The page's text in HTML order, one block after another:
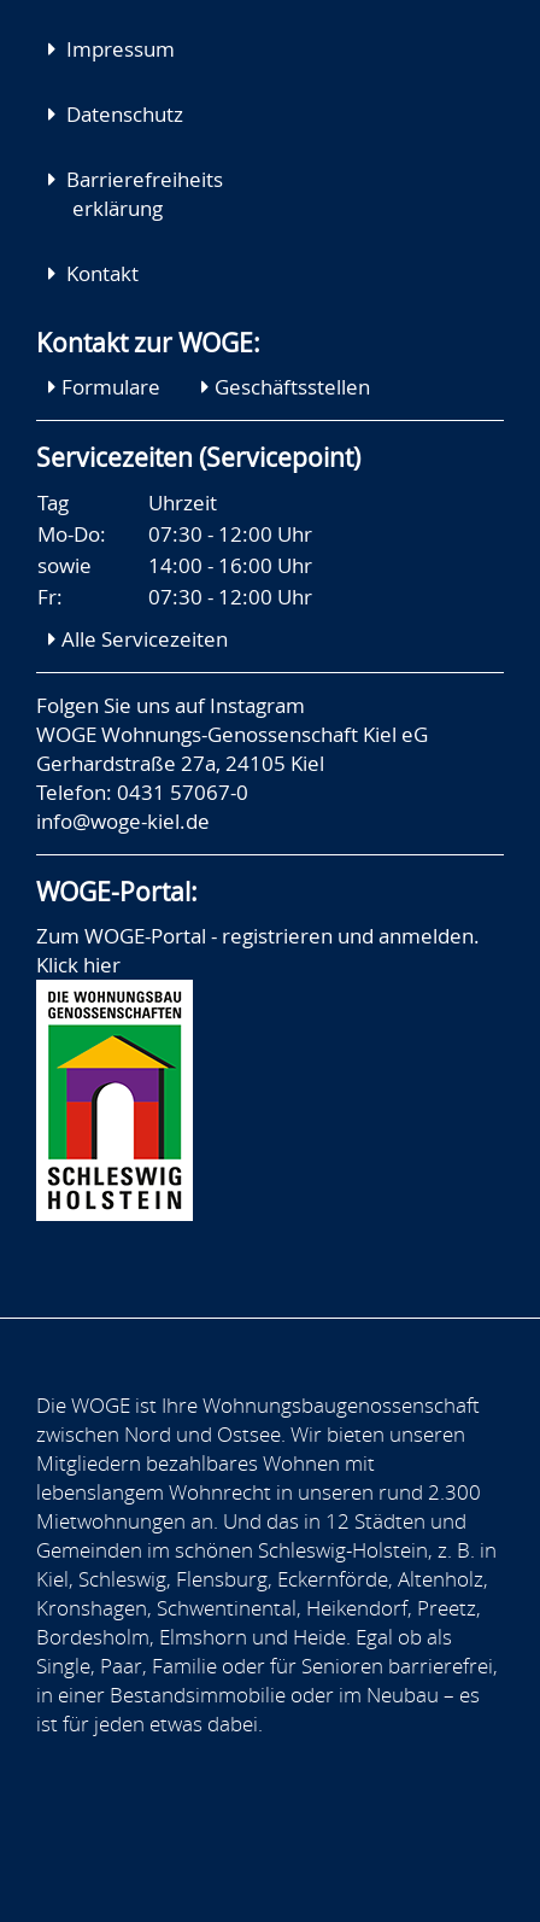
Impressum
Datenschutz
Barrierefreiheits
erklärung
Kontakt
Kontakt zur WOGE:
Formulare Geschäftsstellen
Servicezeiten (Servicepoint)
Tag
Uhrzeit
Mo-Do:
07:30 - 12:00 Uhr
sowie
14:00 - 16:00 Uhr
Fr:
07:30 - 12:00 Uhr
Alle Servicezeiten
Folgen Sie uns aufInstagram
WOGE Wohnungs-Genossenschaft Kiel eG
Gerhardstraße 27a, 24105 Kiel
Telefon: 0431 57067-0
info@woge-kiel.de
WOGE-Portal:
Zum WOGE-Portal - registrieren und anmelden.
Klick hier
Die WOGE ist Ihre Wohnungsbaugenossenschaft
zwischen Nord und Ostsee. Wir bieten unseren
Mitgliedern bezahlbares Wohnen mit
lebenslangem Wohnrecht in unseren rund 2.300
Mietwohnungen an. Und das in 12 Städten und
Gemeinden im schönen Schleswig-Holstein, z. B. in
Kiel, Schleswig, Flensburg, Eckernförde, Altenholz,
Kronshagen, Schwentinental, Heikendorf, Preetz,
Bordesholm, Elmshorn und Heide. Egal ob als
Single, Paar, Familie oder für Senioren barrierefrei,
in einer Bestandsimmobilie oder im Neubau – es
ist für jeden etwas dabei.